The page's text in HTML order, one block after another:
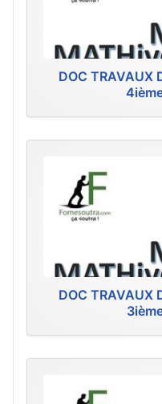
DOC TRAVAUX
DOC TRAVAUX